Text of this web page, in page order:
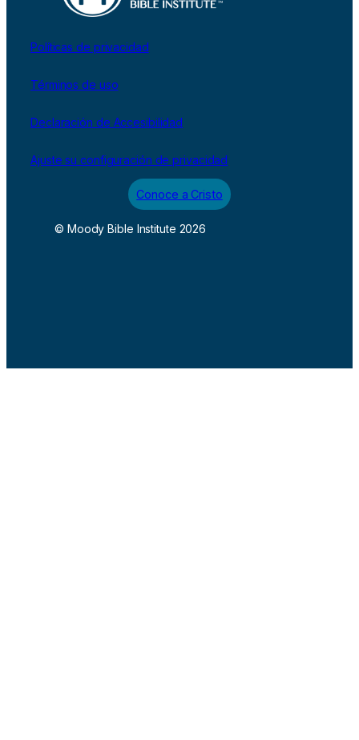
Políticas de privacidad
Términos de uso
Declaración de Accesibilidad
Ajuste su configuración de privacidad
Conoce a Cristo
© Moody Bible Institute 2026